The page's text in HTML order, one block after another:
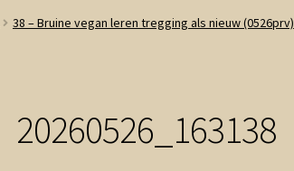
38 – Bruine vegan leren tregging als nieuw (0526prv)
20260526_163138